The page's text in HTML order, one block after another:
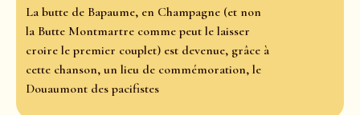
La butte de Bapaume, en Champagne (et non
la Butte Montmartre comme peut le laisser
croire le premier couplet) est devenue, grâce à
cette chanson, un lieu de commémoration, le
Douaumont des pacifistes